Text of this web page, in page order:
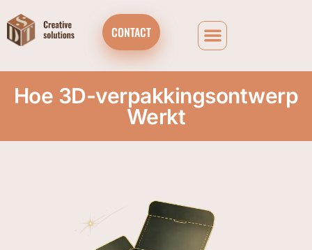
CONTACT
Hoe 3D-verpakkingsontwerp
Werkt